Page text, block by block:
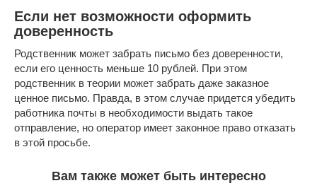
Если нет возможности оформить
доверенность
Родственник может забрать письмо без доверенности,
если его ценность меньше 10 рублей. При этом
родственник в теории может забрать даже заказное
ценное письмо. Правда, в этом случае придется убедить
работника почты в необходимости выдать такое
отправление, но оператор имеет законное право отказать
в этой просьбе.
Вам также может быть интересно